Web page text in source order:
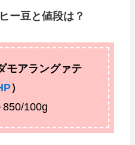
ー豆と値段は？
モアラングァテ
）
100g